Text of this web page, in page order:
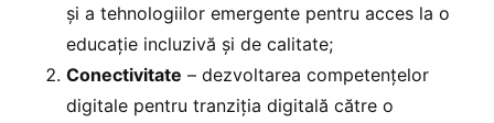
și a tehnologiilor emergente pentru acces la o
educație incluzivă și de calitate;
Conectivitate – dezvoltarea competențelor
digitale pentru tranziția digitală către o